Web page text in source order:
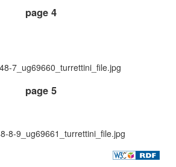
page 4
7_ug69660_turrettini_file.jpg
page 5
8-9_ug69661_turrettini_file.jpg